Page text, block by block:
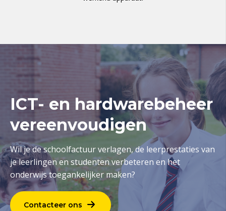
ICT- en hardwarebeheer
vereenvoudigen
Wil je de schoolfactuur verlagen, de leerprestaties van
je leerlingen en studenten verbeteren en het
onderwijs toegankelijker maken?
Contacteer ons